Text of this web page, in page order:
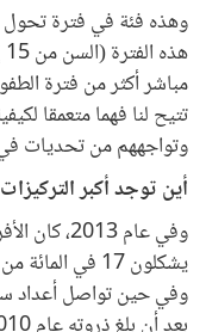
وهذه فئة في فترة
مباشر أكثر من فترة
تتيح لنا فهما متعمقا
وتواجههم من تحديات
أين توجد أكبر
وفي حين تواصل أعداد